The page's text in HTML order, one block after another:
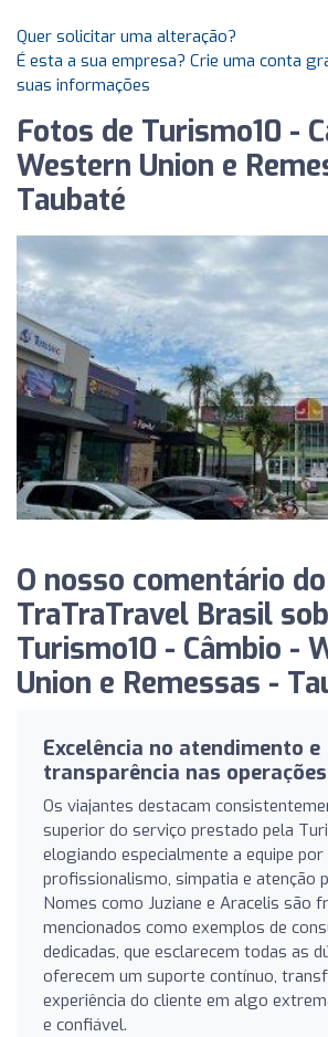
Quer solicitar uma alteração?
É esta a sua empresa? Crie uma conta
suas informações
Fotos de Turismo10 -
Western Union e
Taubaté
O nosso comentário do
TraTraTravel Brasil
Turismo10 - Câmbio -
Union e Remessas -
Excelência no atendimento e
transparência nas operações
Os viajantes destacam
superior do serviço prestado pela
elogiando especialmente a equipe por
profissionalismo, simpatia e atenção
Nomes como Juziane e Aracelis são
mencionados como exemplos de
dedicadas, que esclarecem todas as
oferecem um suporte contínuo,
experiência do cliente em algo
e confiável.